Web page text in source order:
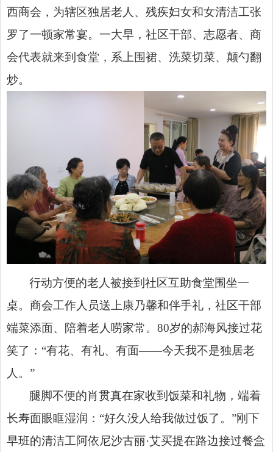
西商会，为辖区独居老人、残疾妇女和女清洁工张
罗了一顿家常宴。一大早，社区干部、志愿者、商
会代表就来到食堂，系上围裙、洗菜切菜、颠勺翻
炒。
行动方便的老人被接到社区互助食堂围坐一
桌。商会工作人员送上康乃馨和伴手礼，社区干部
端菜添面、陪着老人唠家常。80岁的郝海风接过花
笑了：“有花、有礼、有面——今天我不是独居老
人。”
腿脚不便的肖贯真在家收到饭菜和礼物，端着
长寿面眼眶湿润：“好久没人给我做过饭了。”刚下
早班的清洁工阿依尼沙古丽·艾买提在路边接过餐盒